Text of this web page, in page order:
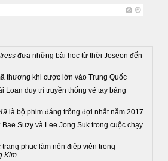
đưa những bài học từ thời Joseon đến
thương khi cược lớn vào Trung Quốc
Loan duy trì truyền thống vẽ tay bảng
là bộ phim đáng trông đợi nhất năm 2017
: Bae Suzy và Lee Jong Suk trong cuộc chạy
phục làm nên điệp viên trong
Kim